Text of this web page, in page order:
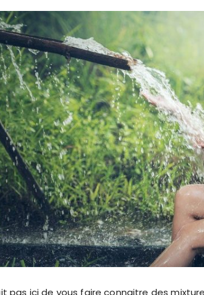
pas ici de vous faire connaitre des